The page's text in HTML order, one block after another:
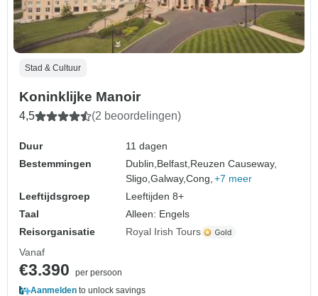
Stad & Cultuur
Koninklijke Manoir
4,5 (2 beoordelingen)
Duur
11 dagen
Bestemmingen
Dublin,Belfast,Reuzen Causeway,
Sligo,Galway,Cong, +7 meer
Leeftijdsgroep
Leeftijden 8+
Taal
Alleen: Engels
Reisorganisatie
Royal Irish Tours
Vanaf
€3.390
per persoon
Aanmelden to unlock savings